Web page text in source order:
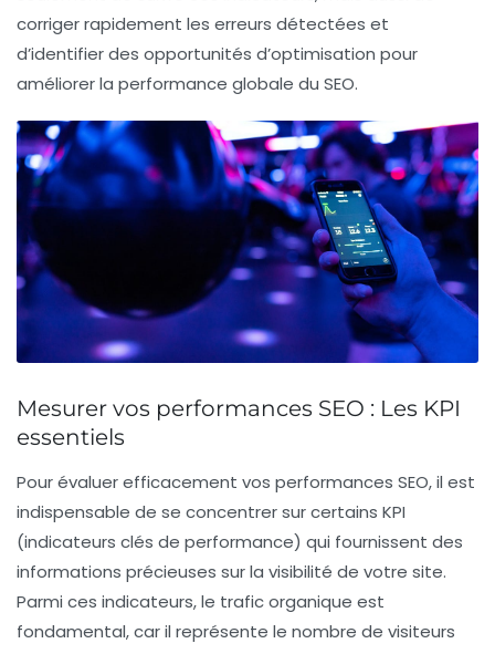
corriger rapidement les erreurs détectées et
d’identifier des opportunités d’optimisation pour
améliorer la performance globale du SEO.
Mesurer vos performances SEO : Les KPI
essentiels
Pourévaluer efficacement vos performances SEO, il est
indispensable de se concentrer sur certains KPI
(indicateurs clés de performance) qui fournissent des
informations précieuses sur la visibilité de votre site.
Parmi ces indicateurs, le trafic organique est
fondamental, car il représente le nombre de visiteurs